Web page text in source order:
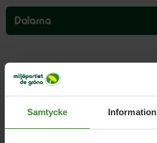
Samtycke Information
Hoppa
över
menyn
Dalarna
Publicerad 2015-04-21
Uppdaterad 2026-05-06
Transport Våldtäkter